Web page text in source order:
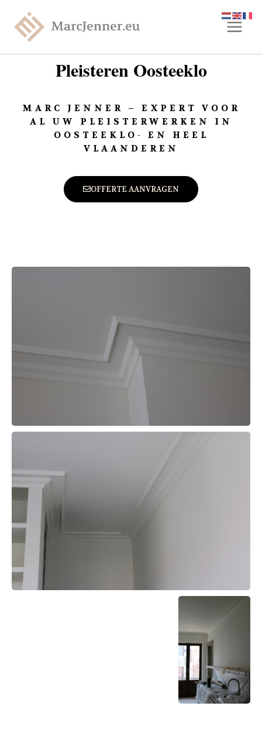
Pleisteren Oosteeklo
MARC JENNER – EXPERT VOOR
AL UW PLEISTERWERKEN IN
OOSTEEKLO- EN HEEL
VLAANDEREN
OFFERTE AANVRAGEN